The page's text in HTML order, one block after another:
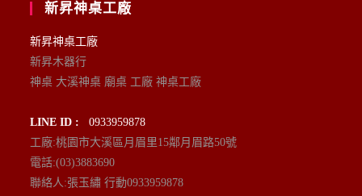
新昇神桌工廠
新昇神桌工廠
新昇木器行
神桌 大溪神桌 廟桌 工廠 神桌工廠
LINE ID :
0933959878
工廠:桃園市大溪區月眉里15鄰月眉路50號
電話:(03)3883690
聯絡人:張玉繡 行動0933959878